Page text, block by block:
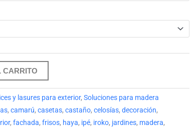
70.67 €
CARRITO
y lasures para exterior, Soluciones para madera
, camarú, casetas, castaño, celosías, decoración,
, fachada, frisos, haya, ipé, iroko, jardines, madera,